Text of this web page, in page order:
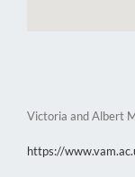
Victoria and Albert
https://